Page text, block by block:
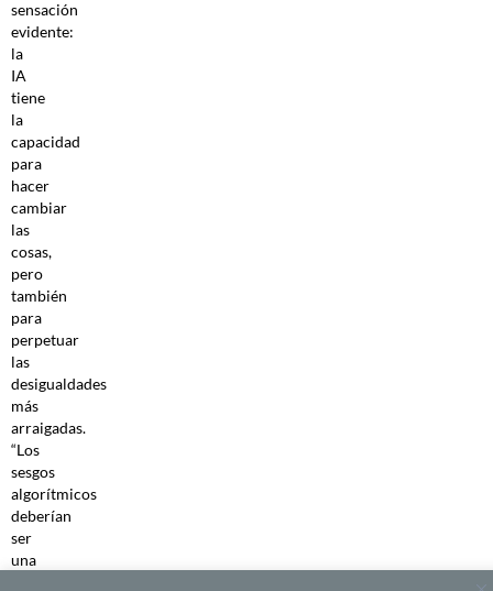
sensación
evidente:
la
IA
tiene
la
capacidad
para
hacer
cambiar
las
cosas,
pero
también
para
perpetuar
las
desigualdades
más
arraigadas.
“Los
sesgos
algorítmicos
deberían
ser
una